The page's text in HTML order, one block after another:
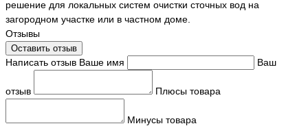
решение для локальных систем очистки сточных вод на
загородном участке или в частном доме.
Отзывы
Оставить отзыв
Написать отзыв Ваше имя Ваш
отзыв Плюсы товара
Минусы товара